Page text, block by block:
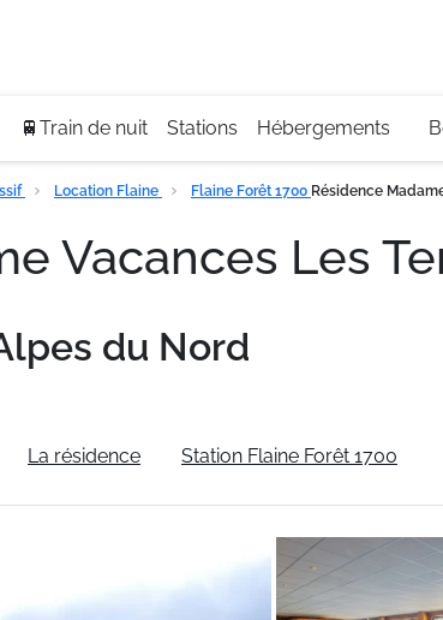
🚆Train de nuit Stations Hébergements
Location Flaine Flaine Forêt 1700 Résidence
Vacances Les
du Nord
La résidence Station Flaine Forêt 1700